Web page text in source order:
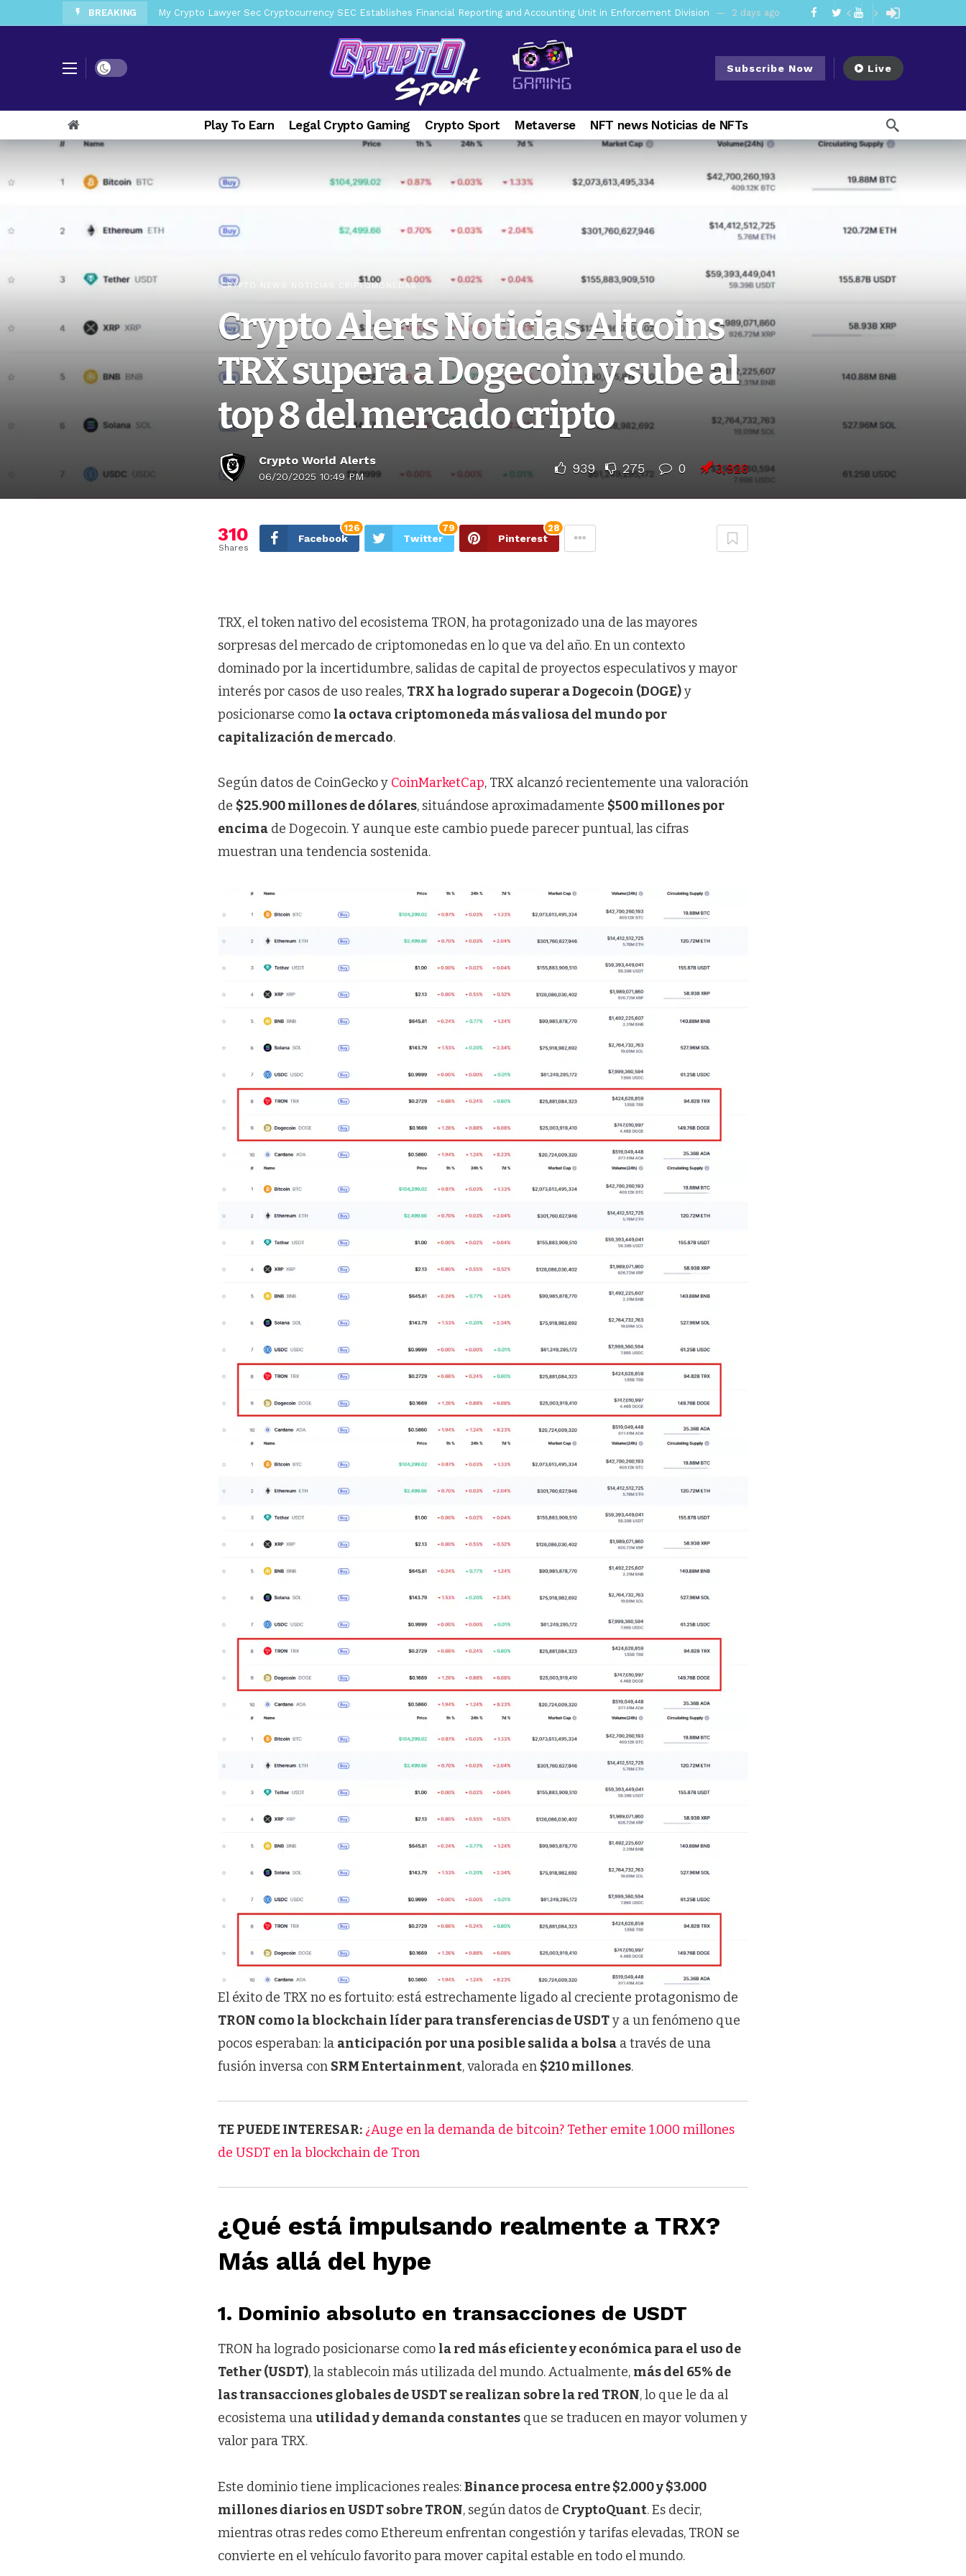
BREAKING My Crypto Lawyer Sec News Tres hombres son acusados de planear un robo de Bitcoin 2 days ago
My Crypto Lawyer Sec News Cynthia Lummis sets Trump condition for CLARITY Act passage
My Crypto Lawyer Sec News Rusia envía a prisión al fundador de BitRiver por presunto fraude
My Crypto Lawyer Sec Cryptocurrency SEC Announces Continuation of Small Business Advisory Committee Meeting
2 weeks ago
My Crypto Lawyer Sec News XRP price forecast ahead of CLARITY Act vote next week 2 weeks ago
Dark mode Subscribe Now Live
Play To Earn Legal Crypto Gaming Crypto Sport Metaverse NFT news Noticias de NFTs
CRYPTO NEWS NOTICIAS CRIPTOMONEDAS
Crypto Alerts Noticias Altcoins
TRX supera a Dogecoin y sube al
top 8 del mercado cripto
Crypto World Alerts
06/20/2025 10:49 PM
939 275 0 3,926
310
Shares
Facebook
126
Twitter
79
Pinterest
28
TRX, el token nativo del ecosistema TRON, ha protagonizado una de las mayores
sorpresas del mercado de criptomonedas en lo que va del año. En un contexto
dominado por la incertidumbre, salidas de capital de proyectos especulativos y mayor
interés por casos de uso reales, TRX ha logrado superar a Dogecoin (DOGE)y
posicionarse como la octava criptomoneda más valiosa del mundo por
capitalización de mercado.
Según datos de CoinGecko y CoinMarketCap, TRX alcanzó recientemente una valoración
de $25.900 millones de dólares, situándose aproximadamente $500 millones por
encima de Dogecoin. Y aunque este cambio puede parecer puntual, las cifras
muestran una tendencia sostenida.
El éxito de TRX no es fortuito: está estrechamente ligado al creciente protagonismo de
TRON como la blockchain líder para transferencias de USDTy a un fenómeno que
pocos esperaban: la anticipación por una posible salida a bolsa a través de una
fusión inversa con SRM Entertainment, valorada en $210 millones.
TE PUEDE INTERESAR: ¿Auge en la demanda de bitcoin? Tether emite 1.000 millones
de USDT en la blockchain de Tron
¿Qué está impulsando realmente a TRX?
Más allá del hype
1. Dominio absoluto en transacciones de USDT
TRON ha logrado posicionarse como la red más eficiente y económica para el uso de
Tether (USDT), la stablecoin más utilizada del mundo. Actualmente, más del 65% de
las transacciones globales de USDT se realizan sobre la red TRON, lo que le da al
ecosistema unautilidad y demanda constantes que se traducen en mayor volumen y
valor para TRX.
Este dominio tiene implicaciones reales:Binance procesa entre $2.000 y $3.000
millones diarios en USDT sobre TRON, según datos de CryptoQuant. Es decir,
mientras otras redes como Ethereum enfrentan congestión y tarifas elevadas, TRON se
convierte en el vehículo favorito para mover capital estable en todo el mundo.